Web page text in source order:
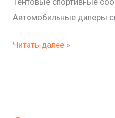
Автомобильные дилеры
Читать далее »